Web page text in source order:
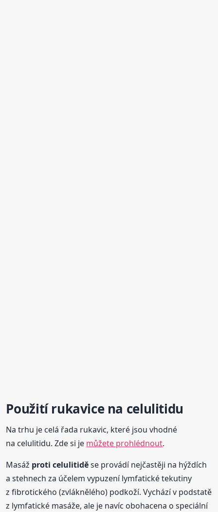
Použití rukavice na celulitidu
Na trhu je celá řada rukavic, které jsou vhodné
na celulitidu. Zde si je můžete prohlédnout.
Masáž proti celulitiděse provádí nejčastěji na hýždích
a stehnech za účelem vypuzení lymfatické tekutiny
z fibrotického (zvláknělého) podkoží. Vychází v podstatě
z lymfatické masáže, ale je navíc obohacena o speciální